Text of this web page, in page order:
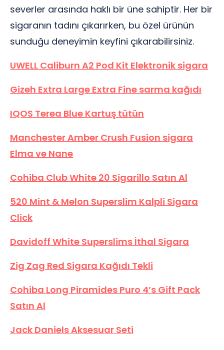
severler arasında haklı bir üne sahiptir. Her bir
sigaranın tadını çıkarırken, bu özel ürünün
sunduğu deneyimin keyfini çıkarabilirsiniz.
UWELL Caliburn A2 Pod Kit Elektronik sigara
Gizeh Extra Large Extra Fine sarma kağıdı
IQOS Terea Blue Kartuş tütün
Manchester Amber Crush Fusion sigara
Elma ve Nane
Cohiba Club White 20 Sigarillo Satın Al
520 Mint & Melon Superslim Kalpli Sigara
Click
Davidoff White Superslims İthal Sigara
Zig Zag Red Sigara Kağıdı Tekli
Cohiba Long Piramides Puro 4’s Gift Pack
Satın Al
Jack Daniels Aksesuar Seti